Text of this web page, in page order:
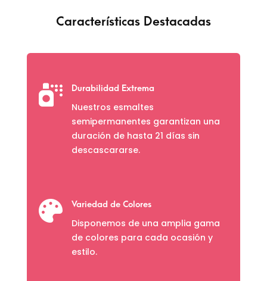
Características Destacadas
 Durabilidad Extrema
Nuestros esmaltes
semipermanentes garantizan una
duración de hasta 21 días sin
descascararse.
 Variedad de Colores
Disponemos de una amplia gama
de colores para cada ocasión y
estilo.